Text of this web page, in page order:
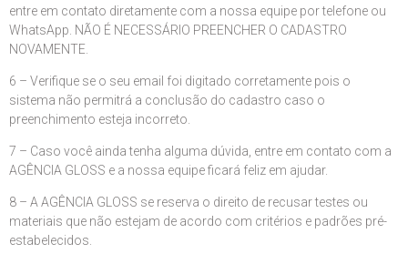
entre em contato diretamente com a nossa equipe por telefone ou
WhatsApp. NÃO É NECESSÁRIO PREENCHER O CADASTRO
NOVAMENTE.
6 – Verifique se o seu email foi digitado corretamente pois o
sistema não permitrá a conclusão do cadastro caso o
preenchimento esteja incorreto.
7 – Caso você ainda tenha alguma dúvida, entre em contato com a
AGÊNCIA GLOSS e a nossa equipe ficará feliz em ajudar.
8 – A AGÊNCIA GLOSS se reserva o direito de recusar testes ou
materiais que não estejam de acordo com critérios e padrões pré-
estabelecidos.